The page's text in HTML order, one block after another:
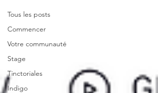
Tous les posts
Commencer
Votre communauté
Stage
Tinctoriales
Indigo